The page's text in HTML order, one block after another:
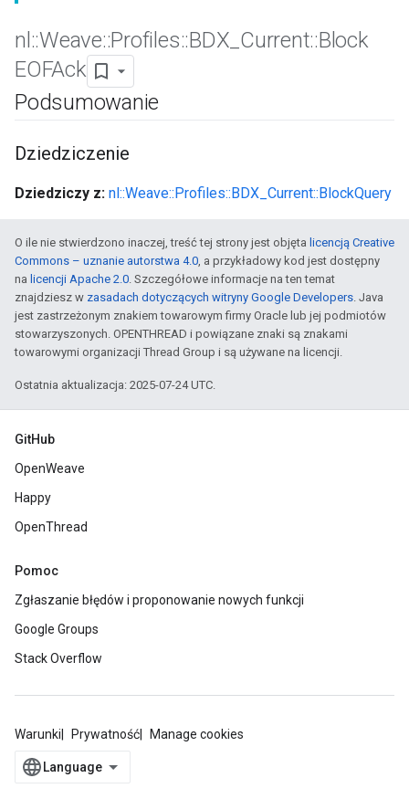
nl ::Weave::Profiles::BDX Current::Block
EOFAck
Podsumowanie
Dziedziczenie
Dziedziczy z: nl::Weave::Profiles::BDX_Current::BlockQuery
O ile nie stwierdzono inaczej, treść tej strony jest objęta licencją Creative
Commons – uznanie autorstwa 4.0, a przykładowy kod jest dostępny
na licencji Apache 2.0. Szczegółowe informacje na ten temat
znajdziesz w zasadach dotyczących witryny Google Developers. Java
jest zastrzeżonym znakiem towarowym firmy Oracle lub jej podmiotów
stowarzyszonych. OPENTHREAD i powiązane znaki są znakami
towarowymi organizacji Thread Group i są używane na licencji.
Ostatnia aktualizacja: 2025-07-24 UTC.
GitHub
OpenWeave
Happy
OpenThread
Pomoc
Zgłaszanie błędów i proponowanie nowych funkcji
Google Groups
Stack Overflow
Warunki Prywatność Manage cookies